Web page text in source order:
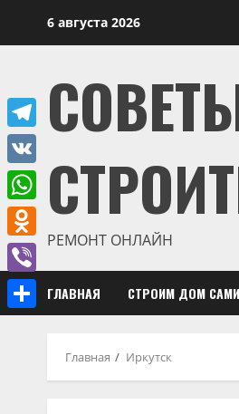
6 августа 2026
РЕМОНТ ОНЛАЙН
ГЛАВНАЯ СТРОИМ ДОМ САМИ
Главная Иркутск
Telegram
VK
WhatsApp
Odnoklassniki
Viber